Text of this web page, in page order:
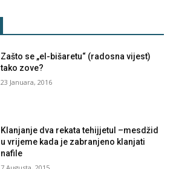
Zašto se „el-bišaretu“ (radosna vijest)
tako zove?
23 Januara, 2016
Klanjanje dva rekata tehijjetul –mesdžid
u vrijeme kada je zabranjeno klanjati
nafile